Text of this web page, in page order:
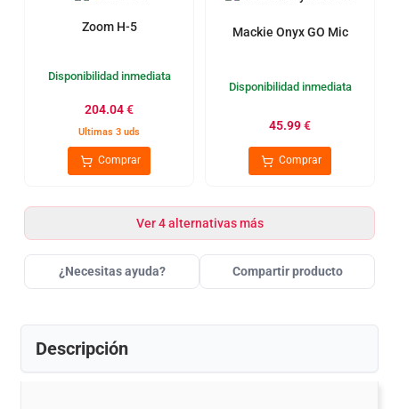
Zoom H-5
Disponibilidad inmediata
204.04€
Ultimas 3 uds
Comprar
Mackie Onyx GO Mic
Disponibilidad inmediata
45.99€
Comprar
Ver 4 alternativas más
¿Necesitas ayuda? Compartir producto
Descripción